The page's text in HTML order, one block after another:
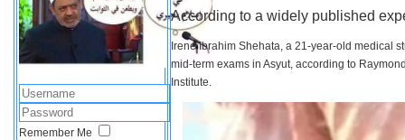
Remember Me
According to a widely published
Irene Ibrahim Shehata, a 21-year-old medical
mid-term exams in Asyut, according to
Institute.